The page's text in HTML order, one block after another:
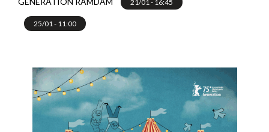
21/01 - 16:45
25/01 - 11:00